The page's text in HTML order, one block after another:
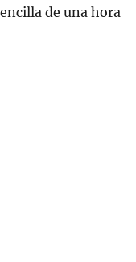
de una hora